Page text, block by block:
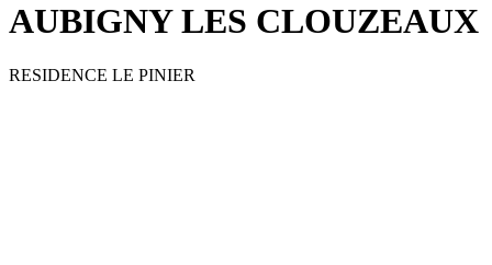
AUBIGNY LES CLOUZEAUX
RESIDENCE LE PINIER